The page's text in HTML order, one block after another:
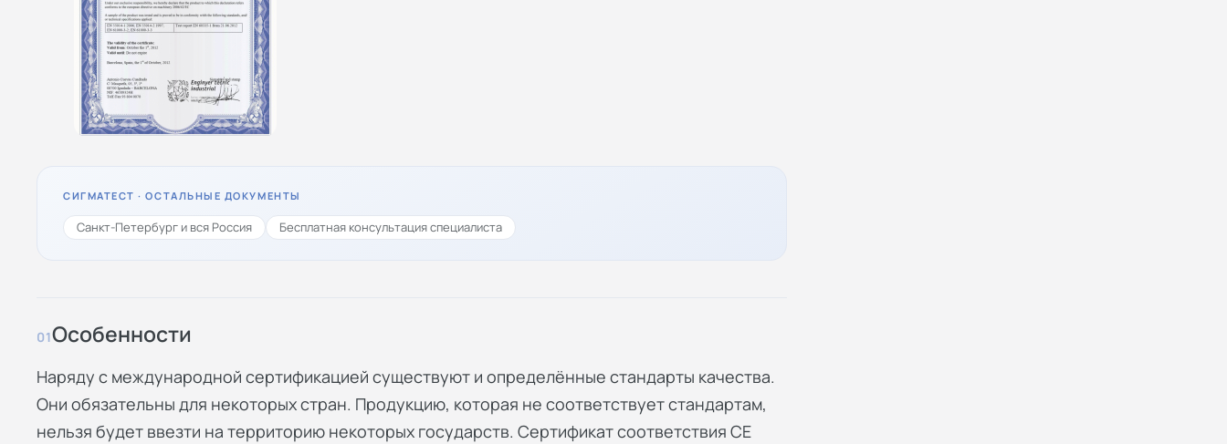
СИГМАТЕСТ · ОСТАЛЬНЫЕ ДОКУМЕНТЫ
Санкт-Петербург и вся Россия Бесплатная консультация специалиста
01Особенности
Наряду с международной сертификацией существуют и определённые стандарты качества.
Они обязательны для некоторых стран. Продукцию, которая не соответствует стандартам,
нельзя будет ввезти на территорию некоторых государств. Сертификат соответствия СЕ